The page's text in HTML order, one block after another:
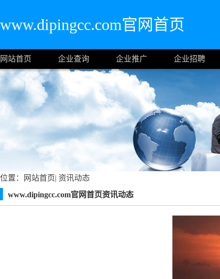
www.dipingcc.com官网首页
网站首页 企业查询 企业推广 企业招聘
位置： 网站首页| 资讯动态
www.dipingcc.com官网首页资讯动态